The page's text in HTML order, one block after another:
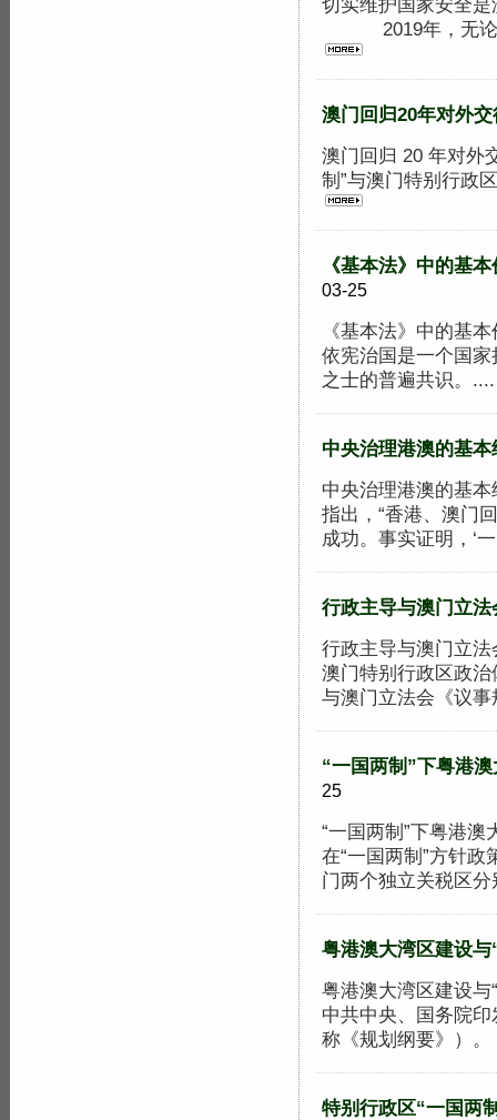
切实维护国家安全是
2019年，无论是
澳门回归20年对外
澳门回归 20 年对外
制”与澳门特别行政
《基本法》中的基
03-25
《基本法》中的基
依宪治国是一个国
之士的普遍共识。
中央治理港澳的基
中央治理港澳的基
指出，“香港、澳门
成功。事实证明，‘
行政主导与澳门立
行政主导与澳门立
澳门特别行政区政
与澳门立法会《议
“一国两制”下粤港
25
“一国两制”下粤港
在“一国两制”方针
门两个独立关税区
粤港澳大湾区建设
粤港澳大湾区建设
中共中央、国务院
称《规划纲要》）
特别行政区“一国两